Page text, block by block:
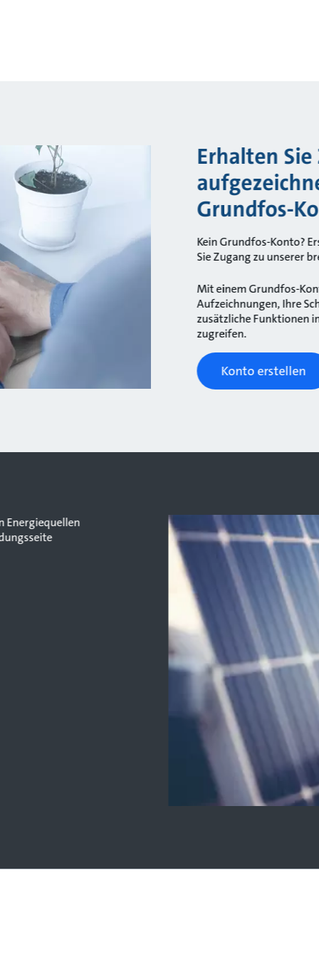
Erhalten
Grundfos-
Kein Grundfos-Konto?
Sie Zugang zu unserer
Mit einem Grundfos-
Aufzeichnungen, Ihre
zusätzliche Funktionen
zugreifen.
Konto erstellen
Energiequellen